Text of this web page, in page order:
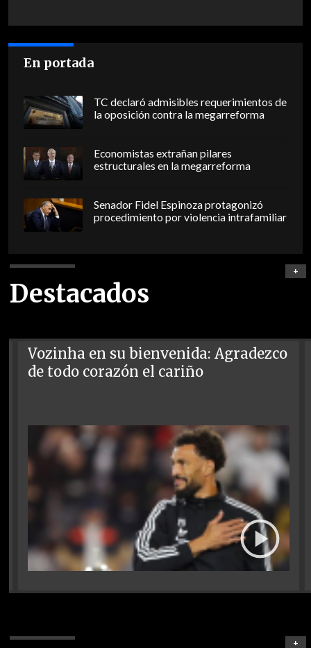
En portada
TC declaró admisibles requerimientos de
la oposición contra la megarreforma
Economistas extrañan pilares
estructurales en la megarreforma
Senador Fidel Espinoza protagonizó
procedimiento por violencia intrafamiliar
Destacados
+
Vozinha en su bienvenida: Agradezco
de todo corazón el cariño
+